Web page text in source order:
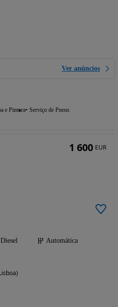
Ver anúncios
e Pintura Serviço de Pneus
Diesel
Automática
1 600 EUR